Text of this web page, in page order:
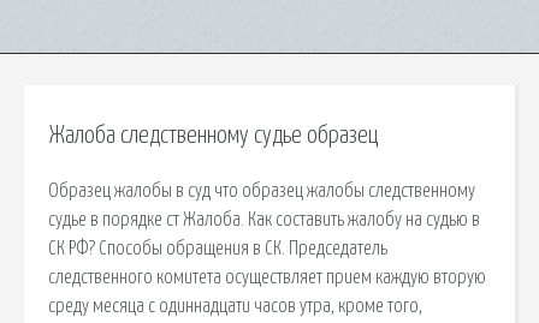
Жалоба следственному судье образец
Образец жалобы в суд что образец жалобы следственному
судье в порядке ст Жалоба. Как составить жалобу на судью в
СК РФ? Способы обращения в СК. Председатель
следственного комитета осуществляет прием каждую вторую
среду месяца с одиннадцати часов утра, кроме того,